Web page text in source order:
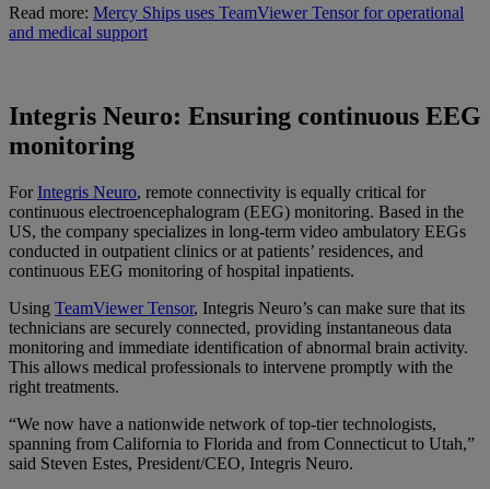
Read more: Mercy Ships uses TeamViewer Tensor for operational
and medical support
Integris Neuro: Ensuring continuous EEG
monitoring
ForIntegris Neuro, remote connectivity is equally critical for
continuous electroencephalogram (EEG) monitoring. Based in the
US, the company specializes in long-term video ambulatory EEGs
conducted in outpatient clinics or at patients’ residences, and
continuous EEG monitoring of hospital inpatients.
Using TeamViewer Tensor, Integris Neuro’s can make sure that its
technicians are securely connected, providing instantaneous data
monitoring and immediate identification of abnormal brain activity.
This allows medical professionals to intervene promptly with the
right treatments.
“We now have a nationwide network of top-tier technologists,
spanning from California to Florida and from Connecticut to Utah,”
said Steven Estes, President/CEO, Integris Neuro.